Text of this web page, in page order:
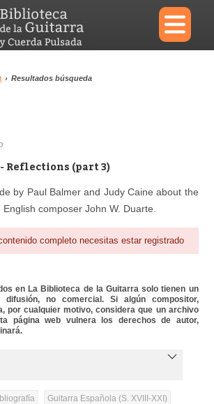
×
Reproductor
› Resultados búsqueda
Reflections (part 3)
by Paul Balmer and Judy Caine about the
composer John W. Duarte.
completo necesitas estar registrado
en La Biblioteca de la Guitarra solo tienen un
no comercial. Si algún compositor,
por cualquier motivo, considera que un archivo
página web vulnera los derechos de autor,
Guitarra Española (S. XVIII-XXI)